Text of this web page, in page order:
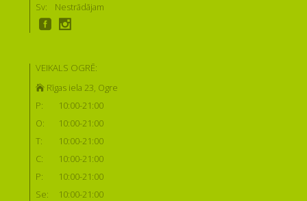
Sv:
Nestrādājam
VEIKALS OGRĒ:
Rīgas iela 23, Ogre
P:
10:00-21:00
O:
10:00-21:00
T:
10:00-21:00
C:
10:00-21:00
P:
10:00-21:00
Se:
10:00-21:00